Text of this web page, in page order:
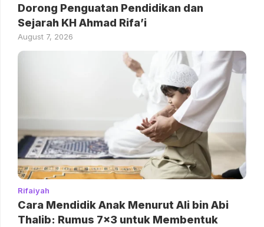
Dorong Penguatan Pendidikan dan
Sejarah KH Ahmad Rifa’i
August 7, 2026
Rifaiyah
Cara Mendidik Anak Menurut Ali bin Abi
Thalib: Rumus 7×3 untuk Membentuk